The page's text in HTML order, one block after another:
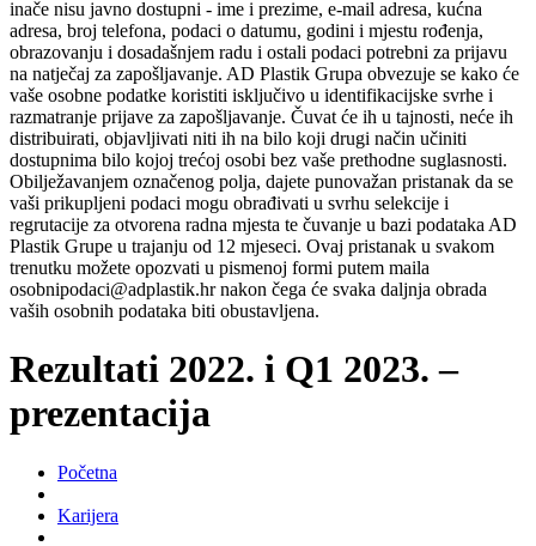
inače nisu javno dostupni - ime i prezime, e-mail adresa, kućna
adresa, broj telefona, podaci o datumu, godini i mjestu rođenja,
obrazovanju i dosadašnjem radu i ostali podaci potrebni za prijavu
na natječaj za zapošljavanje. AD Plastik Grupa obvezuje se kako će
vaše osobne podatke koristiti isključivo u identifikacijske svrhe i
razmatranje prijave za zapošljavanje. Čuvat će ih u tajnosti, neće ih
distribuirati, objavljivati niti ih na bilo koji drugi način učiniti
dostupnima bilo kojoj trećoj osobi bez vaše prethodne suglasnosti.
Obilježavanjem označenog polja, dajete punovažan pristanak da se
vaši prikupljeni podaci mogu obrađivati u svrhu selekcije i
regrutacije za otvorena radna mjesta te čuvanje u bazi podataka AD
Plastik Grupe u trajanju od 12 mjeseci. Ovaj pristanak u svakom
trenutku možete opozvati u pismenoj formi putem maila
osobnipodaci@adplastik.hr nakon čega će svaka daljnja obrada
vaših osobnih podataka biti obustavljena.
Rezultati 2022. i Q1 2023. –
prezentacija
Početna
Karijera